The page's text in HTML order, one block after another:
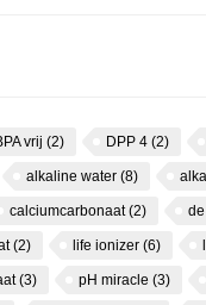
vrij (2) DPP 4 (2)
alkaline water (8)
calciumcarbonaat(2)
(2) life ionizer (6)
(3) pH miracle (3)